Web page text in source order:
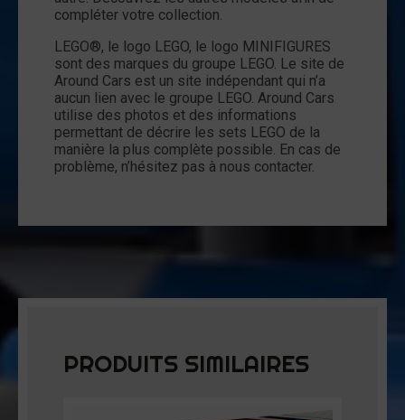
2
Furious
compléter votre collection.
LEGO®, le logo LEGO, le logo MINIFIGURES
sont des marques du groupe LEGO. Le site de
Around Cars est un site indépendant qui n’a
aucun lien avec le groupe LEGO. Around Cars
utilise des photos et des informations
permettant de décrire les sets LEGO de la
manière la plus complète possible. En cas de
problème, n’hésitez pas à nous contacter.
PRODUITS SIMILAIRES